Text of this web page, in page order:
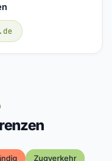
Zugverkehr